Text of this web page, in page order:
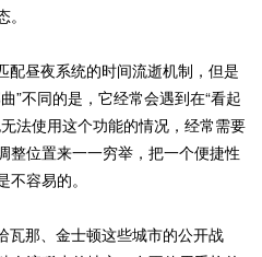
昼夜系统的时间流逝机制，但是
”不同的是，它经常会遇到在“看起
法使用这个功能的情况，经常需要
整位置来一一穷举，把一个便捷性
容易的。
瓦那、金士顿这些城市的公开战